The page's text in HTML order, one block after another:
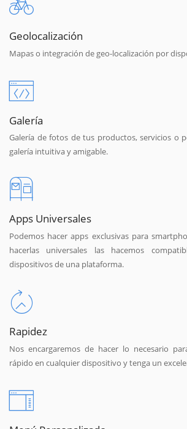
Geolocalización
Mapas o integración de geo-localización por
Galería
Galería de fotos de tus productos, servicios o
galería intuitiva y amigable.
Apps Universales
Podemos hacer apps exclusivas para
hacerlas universales las hacemos
dispositivos de una plataforma.
Rapidez
Nos encargaremos de hacer lo necesario
rápido en cualquier dispositivo y tenga un